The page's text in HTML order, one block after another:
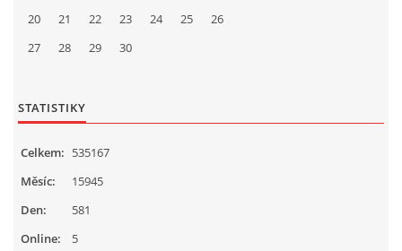
20
21 22 23 24 25
26
27
28 29 30
STATISTIKY
Online: 5
Celkem: 535167
Měsíc:
15945
Den:
581